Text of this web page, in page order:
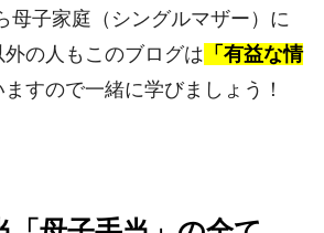
母子家庭（シングルマザー）に
の人もこのブログは 「有益な情
すので一緒に学びましょう！